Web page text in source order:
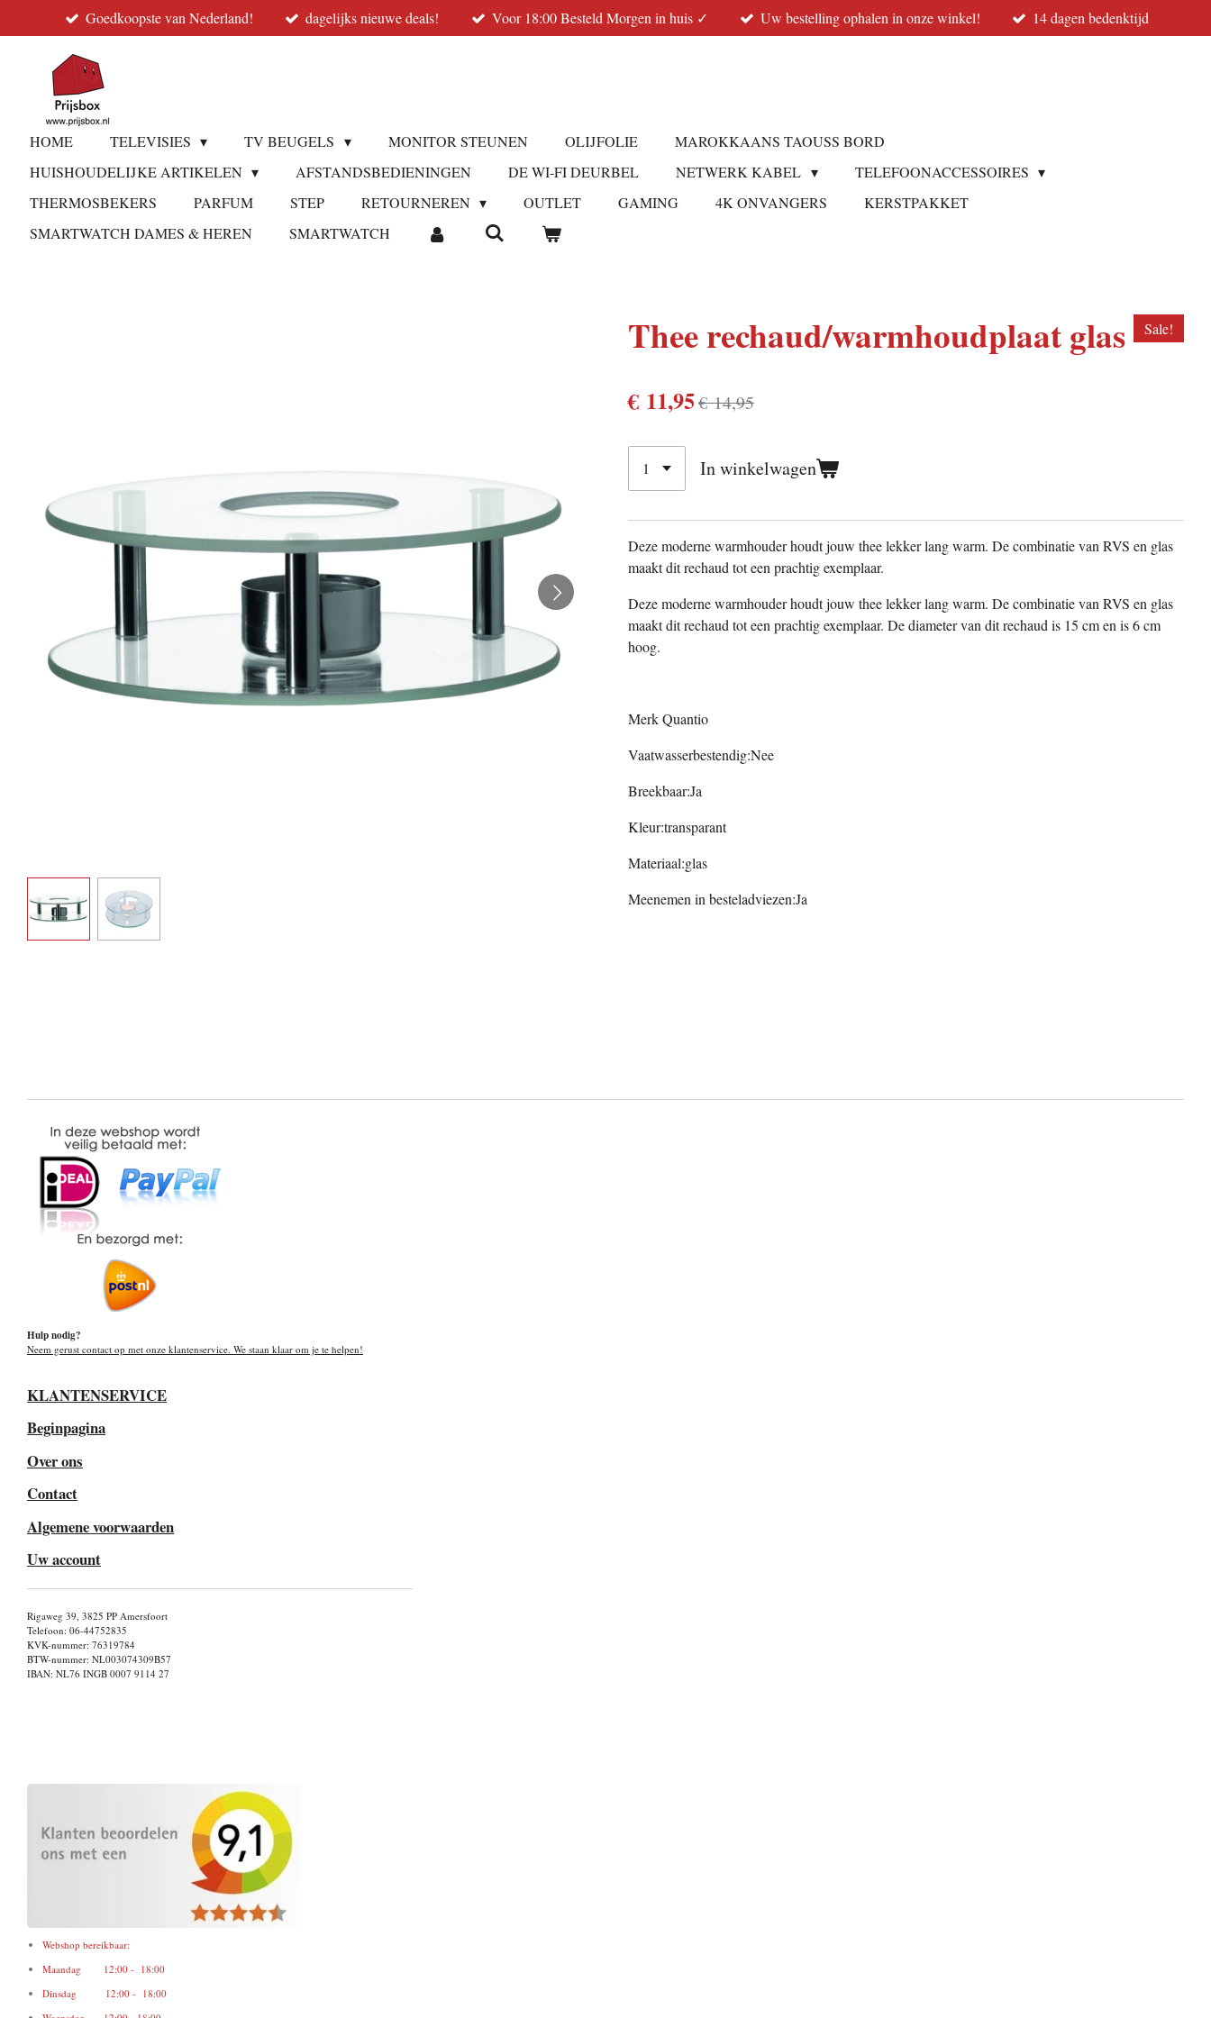
direct
hoofdinhoud
Goedkoopste van Nederland! dagelijks nieuwe deals! Voor 18:00 Besteld Morgen in huis ✓ Uw bestelling ophalen in onze winkel! 14 dagen bedenktijd
HOME TELEVISIES TV BEUGELS MONITOR STEUNEN OLIJFOLIE
MAROKKAANS TAOUSS BORD
HUISHOUDELIJKE ARTIKELEN
AFSTANDSBEDIENINGEN DE WI-FI DEURBEL NETWERK KABEL
TELEFOONACCESSOIRES
THERMOSBEKERS
PARFUM STEP RETOURNEREN OUTLET GAMING 4K ONVANGERS
KERSTPAKKET
SMARTWATCH DAMES & HEREN
SMARTWATCH
Thee rechaud/warmhoudplaat glas Sale!
€ 11,95€ 14,95
In winkelwagen
Deze moderne warmhouder houdt jouw thee lekker lang warm. De combinatie van RVS en glas
maakt dit rechaud tot een prachtig exemplaar.
Deze moderne warmhouder houdt jouw thee lekker lang warm. De combinatie van RVS en glas
maakt dit rechaud tot een prachtig exemplaar. De diameter van dit rechaud is 15 cm en is 6 cm
hoog.
Merk Quantio
Vaatwasserbestendig:Nee
Breekbaar:Ja
Kleur:transparant
Materiaal:glas
Meenemen in besteladviezen:Ja
Hulp nodig?
Neem gerust contact op met onze klantenservice. We staan klaar om je te helpen!
KLANTENSERVICE
Beginpagina
Over ons
Contact
Algemene voorwaarden
Uw account
Rigaweg 39, 3825 PP Amersfoort
Telefoon: 06-44752835
KVK-nummer: 76319784
BTW-nummer: NL003074309B57
IBAN: NL76 INGB 0007 9114 27
Webshop bereikbaar:
Maandag 12:00 - 18:00
Dinsdag 12:00 - 18:00